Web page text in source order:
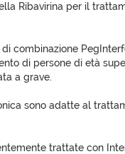
Ribavirina per il
combinazione
di persone di età
a grave.
sono adatte al
trattate con